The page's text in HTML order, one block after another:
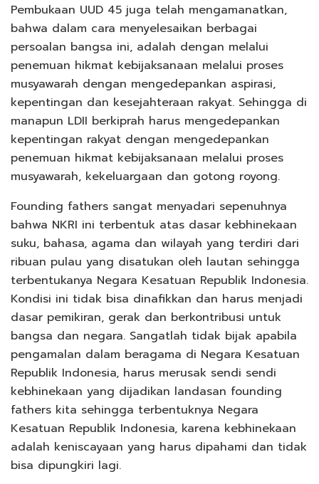
Pembukaan UUD 45 juga telah mengamanatkan,
bahwa dalam cara menyelesaikan berbagai
persoalan bangsa ini, adalah dengan melalui
penemuan hikmat kebijaksanaan melalui proses
musyawarah dengan mengedepankan aspirasi,
kepentingan dan kesejahteraan rakyat. Sehingga di
manapun LDII berkiprah harus mengedepankan
kepentingan rakyat dengan mengedepankan
penemuan hikmat kebijaksanaan melalui proses
musyawarah, kekeluargaan dan gotong royong.
Founding fathers sangat menyadari sepenuhnya
bahwa NKRI ini terbentuk atas dasar kebhinekaan
suku, bahasa, agama dan wilayah yang terdiri dari
ribuan pulau yang disatukan oleh lautan sehingga
terbentukanya Negara Kesatuan Republik Indonesia.
Kondisi ini tidak bisa dinafikkan dan harus menjadi
dasar pemikiran, gerak dan berkontribusi untuk
bangsa dan negara. Sangatlah tidak bijak apabila
pengamalan dalam beragama di Negara Kesatuan
Republik Indonesia, harus merusak sendi sendi
kebhinekaan yang dijadikan landasan founding
fathers kita sehingga terbentuknya Negara
Kesatuan Republik Indonesia, karena kebhinekaan
adalah keniscayaan yang harus dipahami dan tidak
bisa dipungkiri lagi.